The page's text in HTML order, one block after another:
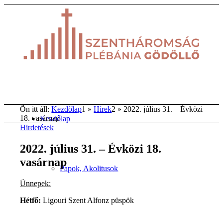
Kezdőlap
Papok, Akolitusok
Ön itt áll: Kezdőlap1 »Hírek2 » 2022. július 31. – Évközi
18. vasárnap
Hirdetések
2022. július 31. – Évközi 18.
vasárnap
Ünnepek:
Hétfő: Ligouri Szent Alfonz püspök